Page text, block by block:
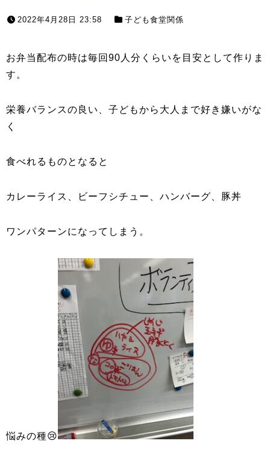
2022年4月28日 23:58 子ども食堂関係
お弁当配布の時は毎回90人分くらいを目安として作りま
す。
栄養バランスの良い、子どもから大人まで好き嫌いがな
く
食べれるものとなると
カレーライス、ビーフシチュー、ハンバーグ、豚丼
ワンパターンになってしまう。
悩みの種😢